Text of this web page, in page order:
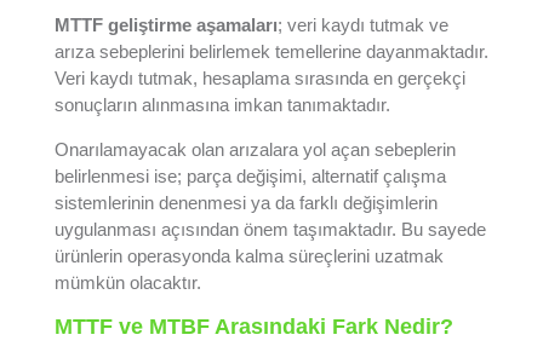
MTTF geliştirme aşamaları; veri kaydı tutmak ve
arıza sebeplerini belirlemek temellerine dayanmaktadır.
Veri kaydı tutmak, hesaplama sırasında en gerçekçi
sonuçların alınmasına imkan tanımaktadır.
Onarılamayacak olan arızalara yol açan sebeplerin
belirlenmesi ise; parça değişimi, alternatif çalışma
sistemlerinin denenmesi ya da farklı değişimlerin
uygulanması açısından önem taşımaktadır. Bu sayede
ürünlerin operasyonda kalma süreçlerini uzatmak
mümkün olacaktır.
MTTF ve MTBF Arasındaki Fark Nedir?